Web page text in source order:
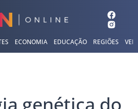
ECONOMIA EDUCAÇÃO REGIÕES